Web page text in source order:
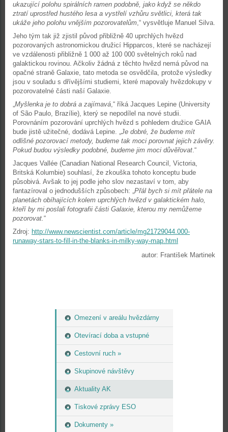
Omezení v areálu hvězdárny
Otevírací doba a vstupné
Cestovní ruch »
Skupinové návštěvy
Aktuality AK
Tiskové zprávy ESO
Dokumenty »
ukazující polohu spirálních ramen podobně, jako když se někdo
ztratí uprostřed hustého lesa a vystřelí vzhůru světlici, která tak
ukáže jeho polohu vnějším pozorovatelům,“ vysvětluje Manuel Silva.
Jeho tým tak již zjistil původ přibližně 40 uprchlých hvězd
pozorovaných astronomickou družicí Hipparcos, které se nacházejí
ve vzdálenosti přibližně 1 000 až 100 000 světelných roků nad
galaktickou rovinou. Ačkoliv žádná z těchto hvězd nemá původ na
opačné straně Galaxie, tato metoda se osvědčila, protože výsledky
jsou v souladu s dřívějšími studiemi, které mapovaly hvězdokupy v
pozorovatelné části naší Galaxie.
„Myšlenka je to dobrá a zajímavá,“ říká Jacques Lepine (University
of São Paulo, Brazílie), který se nepodílel na nové studii.
Porovnáním pozorování uprchlých hvězd s pohledem družice GAIA
bude jistě užitečné, dodává Lepine. „Je dobré, že budeme mít
odlišné pozorovací metody, budeme tak moci porovnat jejich závěry.
Pokud budou výsledky podobné, budeme jim moci důvěřovat.“
Jacques Vallée (Canadian National Research Council, Victoria,
Britská Kolumbie) souhlasí, že zkouška tohoto konceptu bude
působivá. Avšak to jej podle jeho slov nezastaví v tom, aby
fantazíroval o jednodušších způsobech: „Přál bych si mít přátele na
planetách obíhajících kolem uprchlých hvězd v galaktickém halo,
kteří by mi poslali fotografii části Galaxie, kterou my nemůžeme
pozorovat.“
Zdroj: http://www.newscientist.com/article/mg21729044.000-
runaway-stars-to-fill-in-the-blanks-in-milky-way-map.html
autor: František Martinek